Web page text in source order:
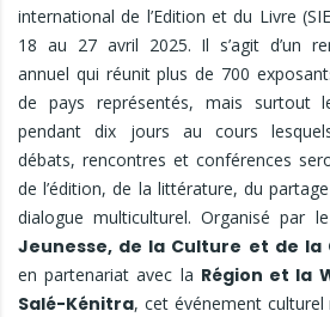
international de l’Edition et du Livre
18 au 27 avril 2025. Il s’agit d’un
annuel qui réunit plus de 700
de pays représentés, mais surtout
pendant dix jours au cours
débats, rencontres et conférences
de l’édition, de la littérature, du
dialogue multiculturel. Organisé par le
Jeunesse, de la Culture et de la
en partenariat avec la Région et la
Salé-Kénitra, cet événement